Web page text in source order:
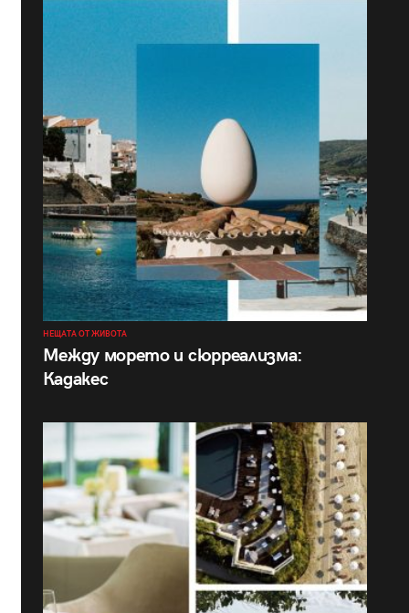
НЕЩАТА ОТ ЖИВОТА
Между морето и сюрреализма:
Кадакес